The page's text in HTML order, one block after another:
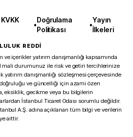
•
Doğrulama
Politikası
•
Yayın
İlkeleri
REDDİ
içerikler yatırım danışmanlığı kapsamında
mali durumunuz ile risk ve getiri tercihlerinize
danışmanlığı sözleşmesi çerçevesinde
ve güncelliği için azami özen
eksiklik, gecikme veya bu bilgilerin
İstanbul Ticaret Odası sorumlu değildir.
A.Ş. adına açıklanan tüm bilgi ve verilerin
aittir.